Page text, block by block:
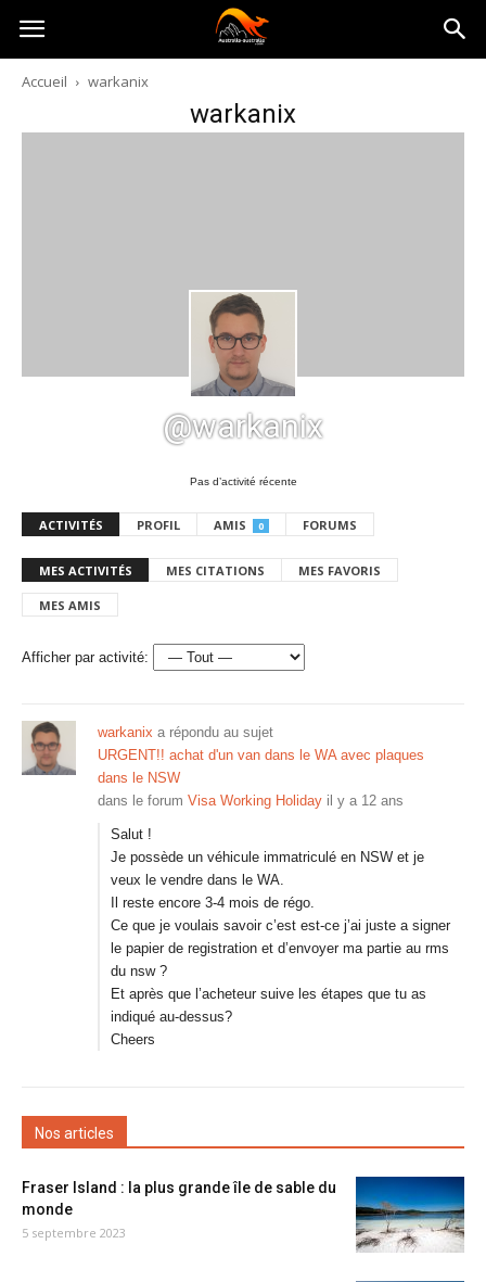
Australia-
australie.com
Accueil warkanix
warkanix
@warkanix
Pas d’activité récente
ACTIVITÉS PROFIL AMIS 0 FORUMS
MES ACTIVITÉS MES CITATIONS MES FAVORIS
MES AMIS
Afficher par activité:
warkanix a répondu au sujet
URGENT!! achat d'un van dans le WA avec plaques
dans le NSW
dans le forum Visa Working Holiday il y a 12 ans
Salut !
Je possède un véhicule immatriculé en NSW et je
veux le vendre dans le WA.
Il reste encore 3-4 mois de régo.
Ce que je voulais savoir c’est est-ce j’ai juste a signer
le papier de registration et d’envoyer ma partie au rms
du nsw ?
Et après que l’acheteur suive les étapes que tu as
indiqué au-dessus?
Cheers
Nos articles
Fraser Island : la plus grande île de sable du
monde
5 septembre 2023